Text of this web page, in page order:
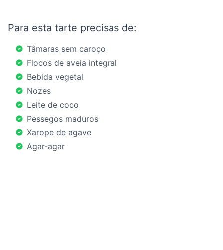
Para esta tarte precisas de:
Tâmaras sem caroço
Flocos de aveia integral
Bebida vegetal
Nozes
Leite de coco
Pessegos maduros
Xarope de agave
Agar-agar